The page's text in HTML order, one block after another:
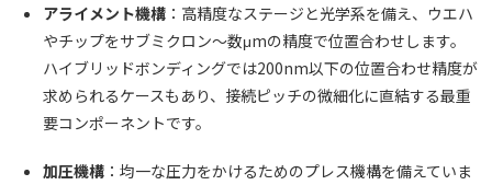
アライメント機構：高精度なステージと光学系を備え、ウエハ
やチップをサブミクロン～数μmの精度で位置合わせします。
ハイブリッドボンディングでは200nm以下の位置合わせ精度が
求められるケースもあり、接続ピッチの微細化に直結する最重
要コンポーネントです。
加圧機構：均一な圧力をかけるためのプレス機構を備えていま